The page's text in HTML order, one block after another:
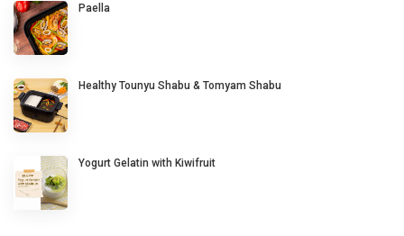
Paella
Healthy Tounyu Shabu & Tomyam Shabu
Yogurt Gelatin with Kiwifruit